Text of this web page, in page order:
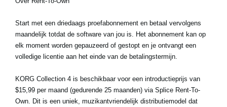
Start met een driedaags proefabonnement en betaal vervolgens
maandelijk totdat de software van jou is. Het abonnement kan op
elk moment worden gepauzeerd of gestopt en je ontvangt een
volledige licentie aan het einde van de betalingstermijn.
KORG Collection 4 is beschikbaar voor een introductieprijs van
$15,99 per maand (gedurende 25 maanden) via Splice Rent-To-
Own. Dit is een uniek, muzikantvriendelijk distributiemodel dat